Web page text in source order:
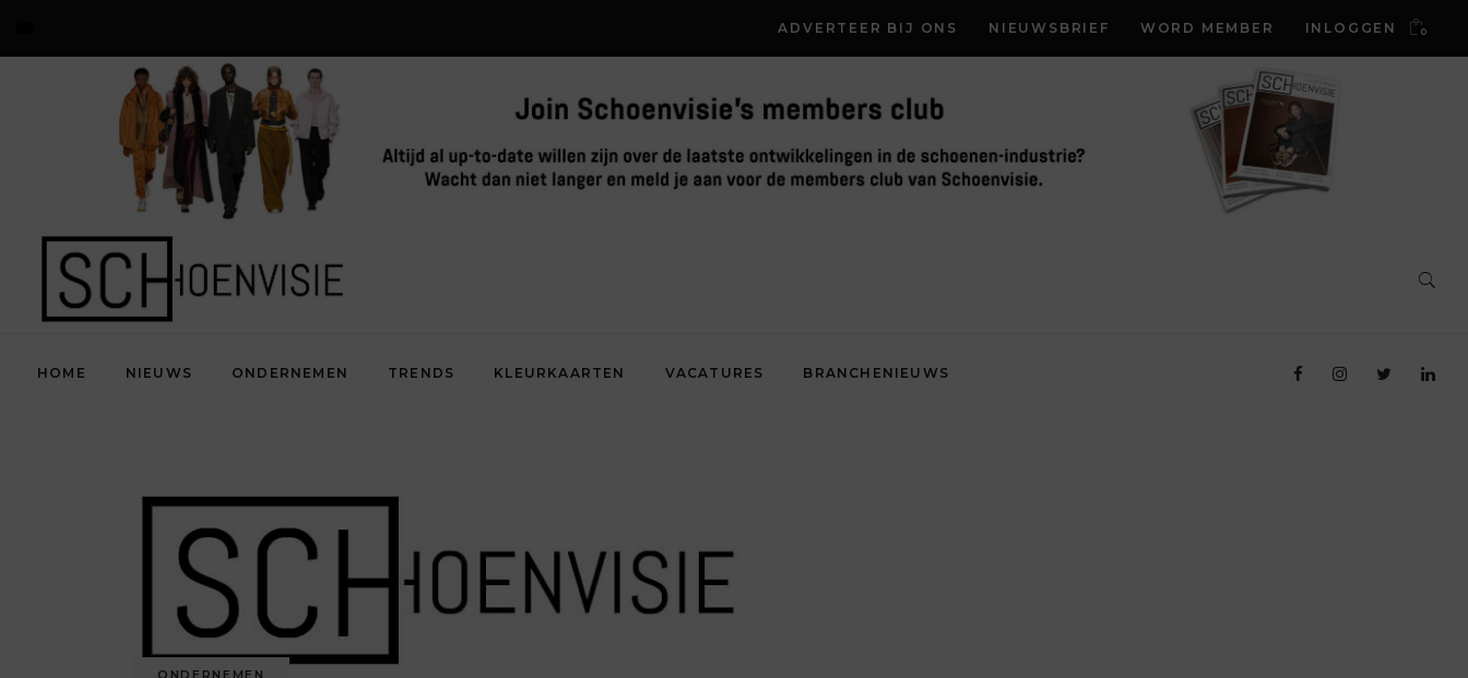
ADVERTEER BIJ ONS NIEUWSBRIEF WORD MEMBER INLOGGEN 0
HOME NIEUWS ONDERNEMEN TRENDS KLEURKAARTEN VACATURES BRANCHENIEUWS
ONDERNEMEN